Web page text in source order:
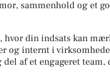
sammenhold og et
hvor din indsats kan
og internt i
af et engageret team,